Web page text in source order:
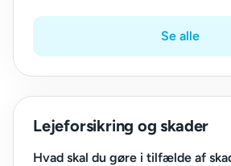
Se alle
Lejeforsikring og skader
Hvad skal du gøre i tilfælde af